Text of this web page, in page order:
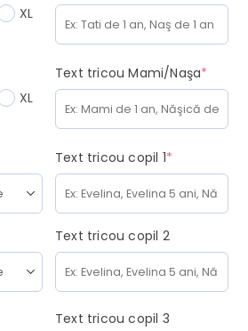
XL
(required)
XL
Text tricou Mami/Naşa*
Text tricou copil 1*
Text tricou copil 2
Text tricou copil 3